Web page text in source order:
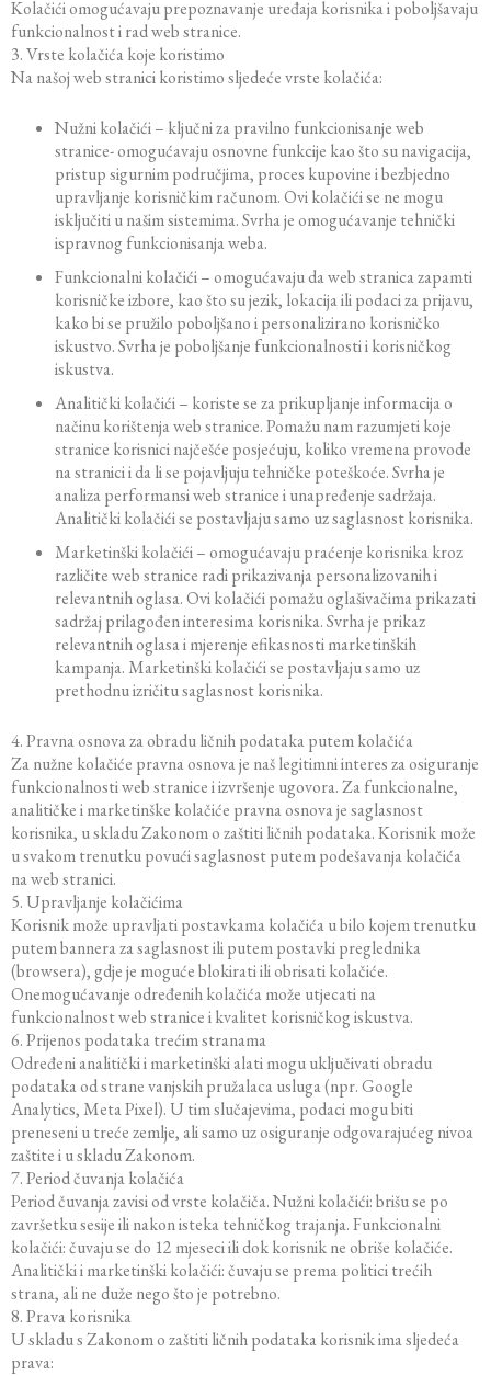
Kolačići omogućavaju prepoznavanje uređaja korisnika i poboljšavaju
funkcionalnost i rad web stranice.
3. Vrste kolačića koje koristimo
Na našoj web stranici koristimo sljedeće vrste kolačića:
Nužni kolačići – ključni za pravilno funkcionisanje web
stranice- omogućavaju osnovne funkcije kao što su navigacija,
pristup sigurnim područjima, proces kupovine i bezbjedno
upravljanje korisničkim računom. Ovi kolačići se ne mogu
isključiti u našim sistemima. Svrha je omogućavanje tehnički
ispravnog funkcionisanja weba.
Funkcionalni kolačići – omogućavaju da web stranica zapamti
korisničke izbore, kao što su jezik, lokacija ili podaci za prijavu,
kako bi se pružilo poboljšano i personalizirano korisničko
iskustvo. Svrha je poboljšanje funkcionalnosti i korisničkog
iskustva.
Analitički kolačići – koriste se za prikupljanje informacija o
načinu korištenja web stranice. Pomažu nam razumjeti koje
stranice korisnici najčešće posjećuju, koliko vremena provode
na stranici i da li se pojavljuju tehničke poteškoće. Svrha je
analiza performansi web stranice i unapređenje sadržaja.
Analitički kolačići se postavljaju samo uz saglasnost korisnika.
Marketinški kolačići – omogućavaju praćenje korisnika kroz
različite web stranice radi prikazivanja personalizovanih i
relevantnih oglasa. Ovi kolačići pomažu oglašivačima prikazati
sadržaj prilagođen interesima korisnika. Svrha je prikaz
relevantnih oglasa i mjerenje efikasnosti marketinških
kampanja. Marketinški kolačići se postavljaju samo uz
prethodnu izričitu saglasnost korisnika.
4. Pravna osnova za obradu ličnih podataka putem kolačića
Za nužne kolačiće pravna osnova je naš legitimni interes za osiguranje
funkcionalnosti web stranice i izvršenje ugovora. Za funkcionalne,
analitičke i marketinške kolačiće pravna osnova je saglasnost
korisnika, u skladu Zakonom o zaštiti ličnih podataka. Korisnik može
u svakom trenutku povući saglasnost putem podešavanja kolačića
na web stranici.
5. Upravljanje kolačićima
Korisnik može upravljati postavkama kolačića u bilo kojem trenutku
putem bannera za saglasnost ili putem postavki preglednika
(browsera), gdje je moguće blokirati ili obrisati kolačiće.
Onemogućavanje određenih kolačića može utjecati na
funkcionalnost web stranice i kvalitet korisničkog iskustva.
6. Prijenos podataka trećim stranama
Određeni analitički i marketinški alati mogu uključivati obradu
podataka od strane vanjskih pružalaca usluga (npr. Google
Analytics, Meta Pixel). U tim slučajevima, podaci mogu biti
preneseni u treće zemlje, ali samo uz osiguranje odgovarajućeg nivoa
zaštite i u skladu Zakonom.
7. Period čuvanja kolačića
Period čuvanja zavisi od vrste kolačiča. Nužni kolačići: brišu se po
završetku sesije ili nakon isteka tehničkog trajanja. Funkcionalni
kolačići: čuvaju se do 12 mjeseci ili dok korisnik ne obriše kolačiće.
Analitički i marketinški kolačići: čuvaju se prema politici trećih
strana, ali ne duže nego što je potrebno.
8. Prava korisnika
U skladu s Zakonom o zaštiti ličnih podataka korisnik ima sljedeća
prava: